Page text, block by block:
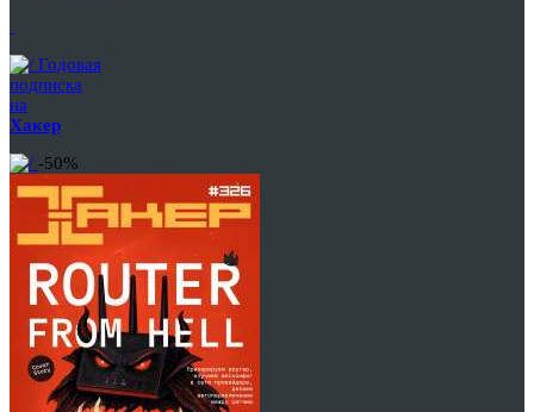
Годовая
подписка
на
Хакер
-50%